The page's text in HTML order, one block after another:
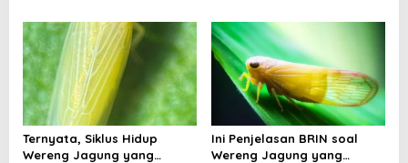
Berbasis Stakeholder
Analisis
Miliki Solusi?
Ternyata, Siklus Hidup
Wereng Jagung yang
Ini Penjelasan BRIN soal
Wereng Jagung yang